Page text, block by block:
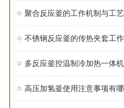
聚合反应釜的工作机制与工
不锈钢反应釜的传热夹套工
多反应釜控温制冷加热一体
高压加氢釜使用注意事项有